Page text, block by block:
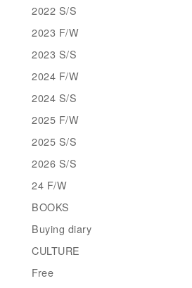
2022 S/S
2023 F/W
2023 S/S
2024 F/W
2024 S/S
2025 F/W
2025 S/S
2026 S/S
24 F/W
BOOKS
Buying diary
CULTURE
Free